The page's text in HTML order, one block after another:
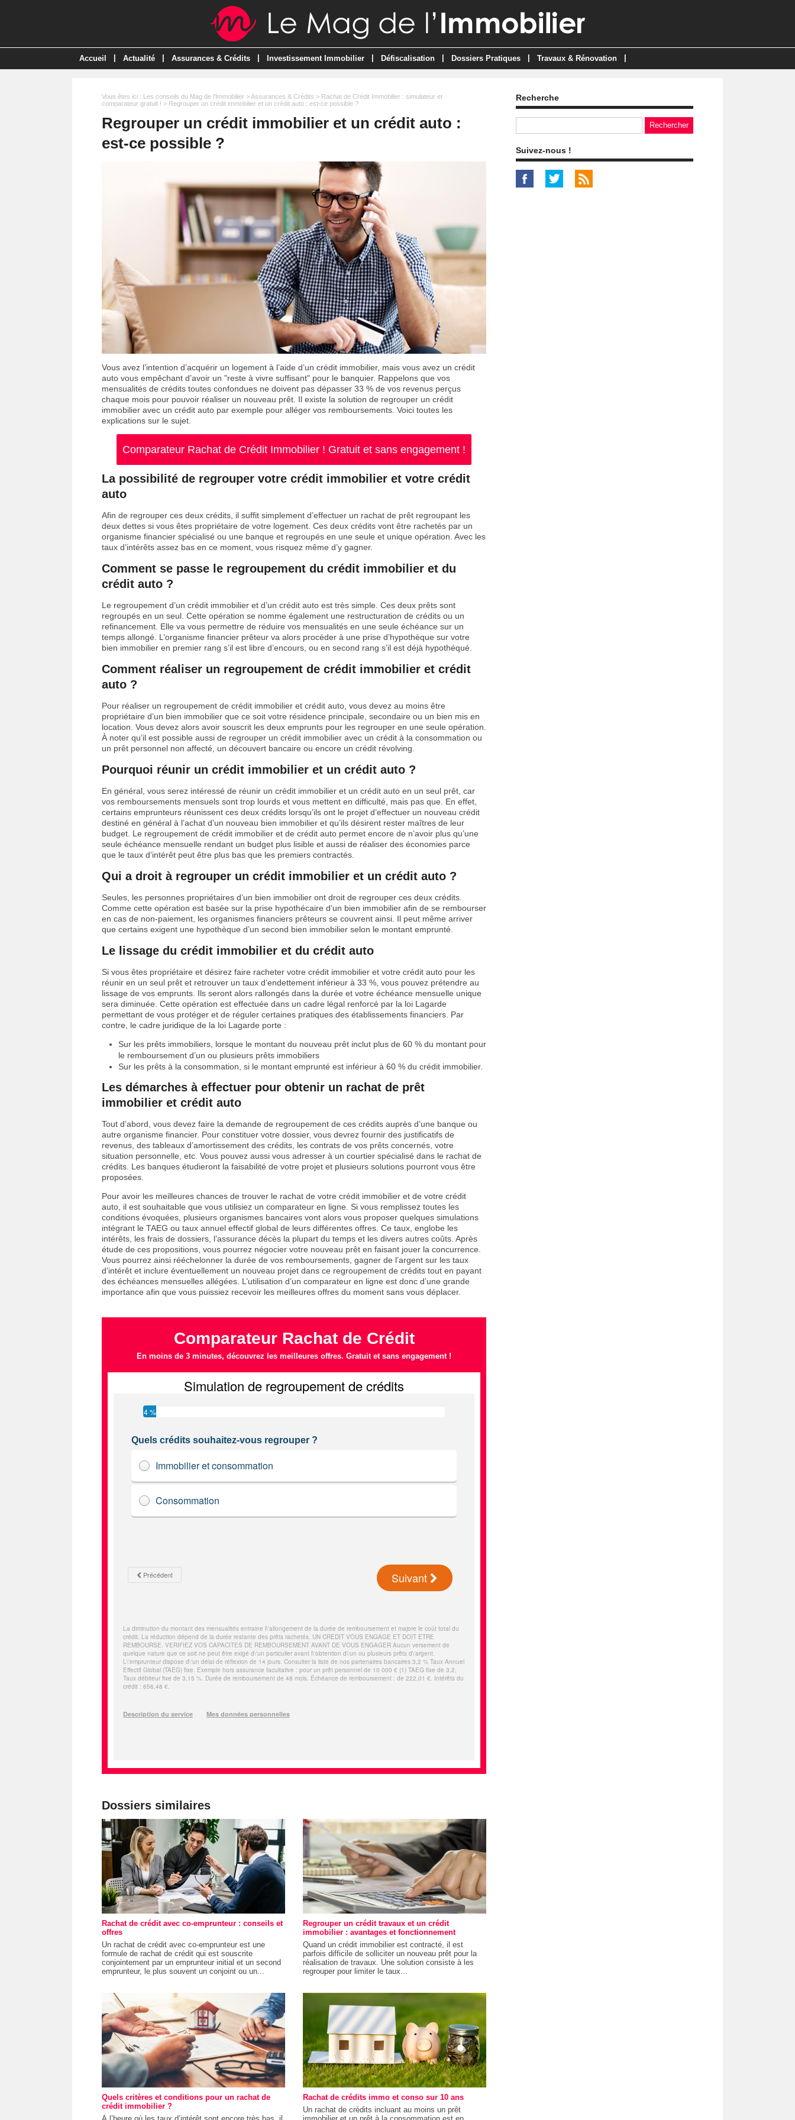
Accueil Actualité Assurances & Crédits Investissement Immobilier Défiscalisation Dossiers Pratiques Travaux & Rénovation
Vous êtes ici : Les conseils du Mag de l'Immobilier >Assurances & Crédits > Rachat de Crédit Immobilier : simulateur et
comparateur gratuit ! > Regrouper un crédit immobilier et un crédit auto : est-ce possible ?
Regrouper un crédit immobilier et un crédit auto :
est-ce possible ?
Vous avez l’intention d’acquérir un logement à l’aide d’un crédit immobilier, mais vous avez un crédit
auto vous empêchant d’avoir un "reste à vivre suffisant" pour le banquier. Rappelons que vos
mensualités de crédits toutes confondues ne doivent pas dépasser 33 % de vos revenus perçus
chaque mois pour pouvoir réaliser un nouveau prêt. Il existe la solution de regrouper un crédit
immobilier avec un crédit auto par exemple pour alléger vos remboursements. Voici toutes les
explications sur le sujet.
Comparateur Rachat de Crédit Immobilier ! Gratuit et sans engagement !
La possibilité de regrouper votre crédit immobilier et votre crédit
auto
Afin de regrouper ces deux crédits, il suffit simplement d’effectuer un rachat de prêt regroupant les
deux dettes si vous êtes propriétaire de votre logement. Ces deux crédits vont être rachetés par un
organisme financier spécialisé ou une banque et regroupés en une seule et unique opération. Avec les
taux d’intérêts assez bas en ce moment, vous risquez même d’y gagner.
Comment se passe le regroupement du crédit immobilier et du
crédit auto ?
Le regroupement d’un crédit immobilier et d’un crédit auto est très simple. Ces deux prêts sont
regroupés en un seul. Cette opération se nomme également une restructuration de crédits ou un
refinancement. Elle va vous permettre de réduire vos mensualités en une seule échéance sur un
temps allongé. L’organisme financier prêteur va alors procéder à une prise d’hypothèque sur votre
bien immobilier en premier rang s’il est libre d’encours, ou en second rang s’il est déjà hypothéqué.
Comment réaliser un regroupement de crédit immobilier et crédit
auto ?
Pour réaliser un regroupement de crédit immobilier et crédit auto, vous devez au moins être
propriétaire d’un bien immobilier que ce soit votre résidence principale, secondaire ou un bien mis en
location. Vous devez alors avoir souscrit les deux emprunts pour les regrouper en une seule opération.
À noter qu’il est possible aussi de regrouper un crédit immobilier avec un crédit à la consommation ou
un prêt personnel non affecté, un découvert bancaire ou encore un crédit révolving.
Pourquoi réunir un crédit immobilier et un crédit auto ?
En général, vous serez intéressé de réunir un crédit immobilier et un crédit auto en un seul prêt, car
vos remboursements mensuels sont trop lourds et vous mettent en difficulté, mais pas que. En effet,
certains emprunteurs réunissent ces deux crédits lorsqu’ils ont le projet d’effectuer un nouveau crédit
destiné en général à l’achat d’un nouveau bien immobilier et qu’ils désirent rester maîtres de leur
budget. Le regroupement de crédit immobilier et de crédit auto permet encore de n’avoir plus qu’une
seule échéance mensuelle rendant un budget plus lisible et aussi de réaliser des économies parce
que le taux d’intérêt peut être plus bas que les premiers contractés.
Qui a droit à regrouper un crédit immobilier et un crédit auto ?
Seules, les personnes propriétaires d’un bien immobilier ont droit de regrouper ces deux crédits.
Comme cette opération est basée sur la prise hypothécaire d’un bien immobilier afin de se rembourser
en cas de non-paiement, les organismes financiers prêteurs se couvrent ainsi. Il peut même arriver
que certains exigent une hypothèque d’un second bien immobilier selon le montant emprunté.
Le lissage du crédit immobilier et du crédit auto
Si vous êtes propriétaire et désirez faire racheter votre crédit immobilier et votre crédit auto pour les
réunir en un seul prêt et retrouver un taux d’endettement inférieur à 33 %, vous pouvez prétendre au
lissage de vos emprunts. Ils seront alors rallongés dans la durée et votre échéance mensuelle unique
sera diminuée. Cette opération est effectuée dans un cadre légal renforcé par la loi Lagarde
permettant de vous protéger et de réguler certaines pratiques des établissements financiers. Par
contre, le cadre juridique de la loi Lagarde porte :
Sur les prêts immobiliers, lorsque le montant du nouveau prêt inclut plus de 60 % du montant pour
le remboursement d’un ou plusieurs prêts immobiliers
Sur les prêts à la consommation, si le montant emprunté est inférieur à 60 % du crédit immobilier.
Les démarches à effectuer pour obtenir un rachat de prêt
immobilier et crédit auto
Tout d’abord, vous devez faire la demande de regroupement de ces crédits auprès d’une banque ou
autre organisme financier. Pour constituer votre dossier, vous devrez fournir des justificatifs de
revenus, des tableaux d’amortissement des crédits, les contrats de vos prêts concernés, votre
situation personnelle, etc. Vous pouvez aussi vous adresser à un courtier spécialisé dans le rachat de
crédits. Les banques étudieront la faisabilité de votre projet et plusieurs solutions pourront vous être
proposées.
Pour avoir les meilleures chances de trouver le rachat de votre crédit immobilier et de votre crédit
auto, il est souhaitable que vous utilisiez un comparateur en ligne. Si vous remplissez toutes les
conditions évoquées, plusieurs organismes bancaires vont alors vous proposer quelques simulations
intégrant le TAEG ou taux annuel effectif global de leurs différentes offres. Ce taux, englobe les
intérêts, les frais de dossiers, l’assurance décès la plupart du temps et les divers autres coûts. Après
étude de ces propositions, vous pourrez négocier votre nouveau prêt en faisant jouer la concurrence.
Vous pourrez ainsi rééchelonner la durée de vos remboursements, gagner de l’argent sur les taux
d’intérêt et inclure éventuellement un nouveau projet dans ce regroupement de crédits tout en payant
des échéances mensuelles allégées. L’utilisation d’un comparateur en ligne est donc d’une grande
importance afin que vous puissiez recevoir les meilleures offres du moment sans vous déplacer.
Comparateur Rachat de Crédit
En moins de 3 minutes, découvrez les meilleures offres. Gratuit et sans engagement !
Dossiers similaires
Rachat de crédit avec co-emprunteur : conseils et
offres
Un rachat de crédit avec co-emprunteur est une
formule de rachat de crédit qui est souscrite
conjointement par un emprunteur initial et un second
emprunteur, le plus souvent un conjoint ou un...
Regrouper un crédit travaux et un crédit
immobilier : avantages et fonctionnement
Quand un crédit immobilier est contracté, il est
parfois difficile de solliciter un nouveau prêt pour la
réalisation de travaux. Une solution consiste à les
regrouper pour limiter le taux...
Quels critères et conditions pour un rachat de
crédit immobilier ?
Rachat de crédits immo et conso sur 10 ans
Un rachat de crédits incluant au moins un prêt
Recherche
Suivez-nous !